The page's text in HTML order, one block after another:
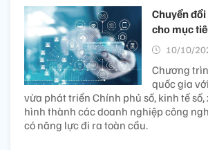
Chuyển
cho mục
10/10/
Chương
quốc gia
vừa phát triển Chính phủ số, kinh tế số,
hình thành các doanh nghiệp công
có năng lực đi ra toàn cầu.